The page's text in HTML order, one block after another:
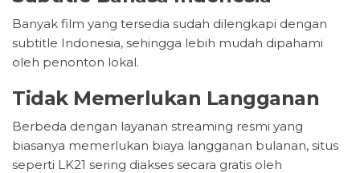
Banyak film yang tersedia sudah dilengkapi dengan
subtitle Indonesia, sehingga lebih mudah dipahami
oleh penonton lokal.
Tidak Memerlukan Langganan
Berbeda dengan layanan streaming resmi yang
biasanya memerlukan biaya langganan bulanan, situs
seperti LK21 sering diakses secara gratis oleh